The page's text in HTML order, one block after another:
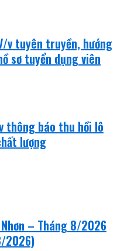
v tuyên truyền, hướng
sơ tuyển dụng viên
thông báo thu hồi lô
lượng
– Tháng 8/2026
2026)